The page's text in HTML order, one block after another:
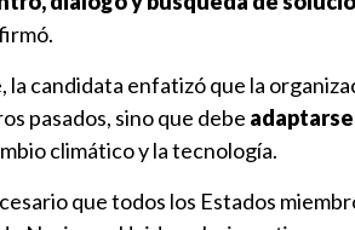
candidata enfatizó que la
pasados, sino que debe adaptarse
climático y la tecnología.
que todos los Estados